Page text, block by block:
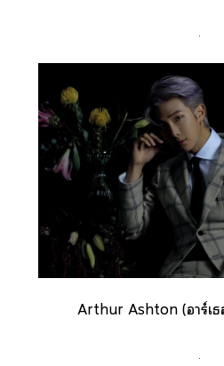
.
Arthur Ashton (าร์เ
.